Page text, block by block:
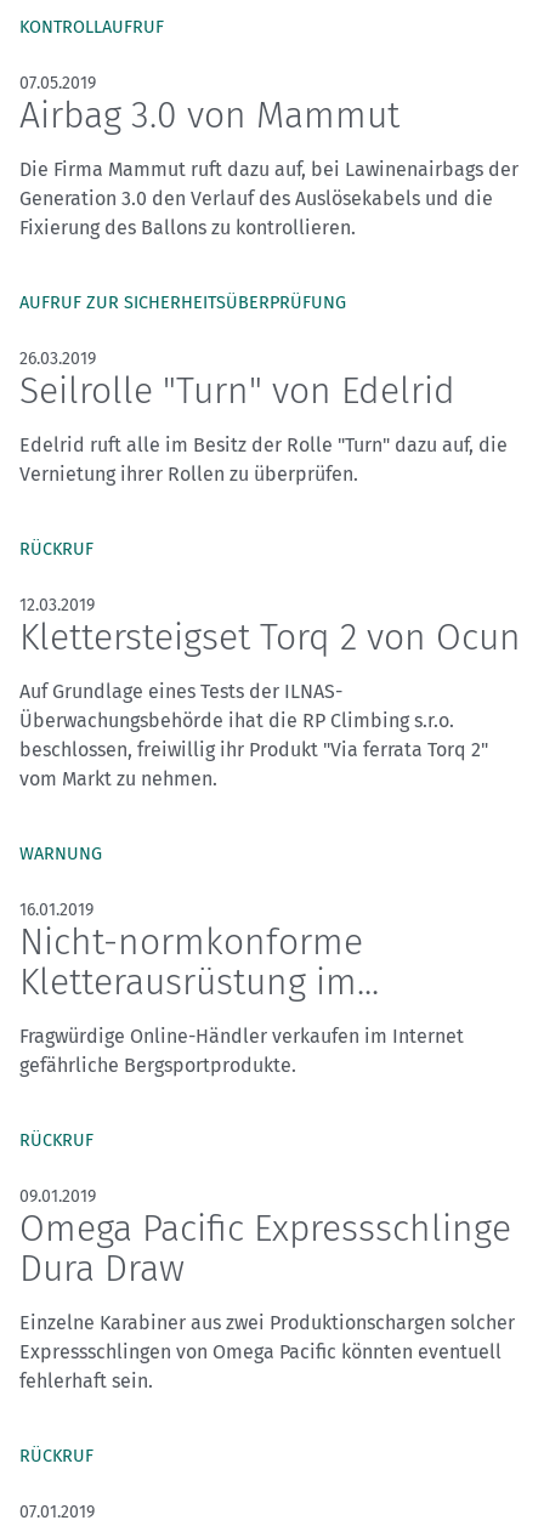
KONTROLLAUFRUF
07.05.2019
Airbag 3.0 von Mammut
Die Firma Mammut ruft dazu auf, bei Lawinenairbags der
Generation 3.0 den Verlauf des Auslösekabels und die
Fixierung des Ballons zu kontrollieren.
AUFRUF ZUR SICHERHEITSÜBERPRÜFUNG
26.03.2019
Seilrolle "Turn" von Edelrid
Edelrid ruft alle im Besitz der Rolle "Turn" dazu auf, die
Vernietung ihrer Rollen zu überprüfen.
RÜCKRUF
12.03.2019
Klettersteigset Torq 2 von Ocun
Auf Grundlage eines Tests der ILNAS-
Überwachungsbehörde ihat die RP Climbing s.r.o.
beschlossen, freiwillig ihr Produkt "Via ferrata Torq 2"
vom Markt zu nehmen.
WARNUNG
16.01.2019
Nicht-normkonforme
Kletterausrüstung im...
Fragwürdige Online-Händler verkaufen im Internet
gefährliche Bergsportprodukte.
RÜCKRUF
09.01.2019
Omega Pacific Expressschlinge
Dura Draw
Einzelne Karabiner aus zwei Produktionschargen solcher
Expressschlingen von Omega Pacific könnten eventuell
fehlerhaft sein.
RÜCKRUF
07.01.2019